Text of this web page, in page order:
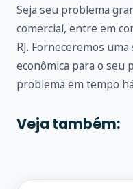
Seja seu problema
comercial, entre em
RJ. Forneceremos
econômica para o seu
problema em tempo
Veja também: